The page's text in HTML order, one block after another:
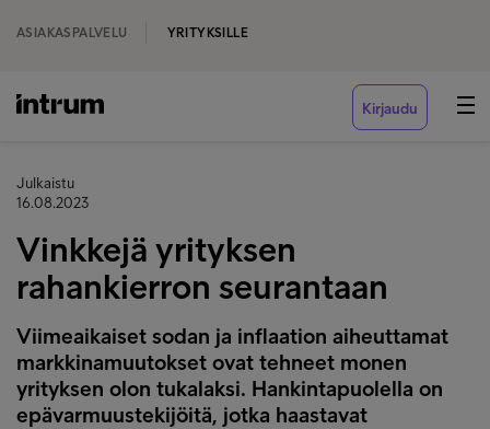
ASIAKASPALVELU YRITYKSILLE
Kirjaudu
Julkaistu
16.08.2023
Vinkkejä yrityksen
rahankierron seurantaan
Viimeaikaiset sodan ja inflaation aiheuttamat
markkinamuutokset ovat tehneet monen
yrityksen olon tukalaksi. Hankintapuolella on
epävarmuustekijöitä, jotka haastavat